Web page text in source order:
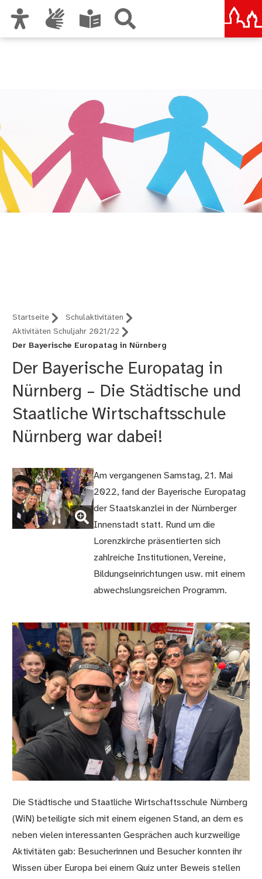
Startseite
Schulaktivitäten
Aktivitäten Schuljahr 2021/22
Der Bayerische Europatag in Nürnberg
Der Bayerische Europatag in
Nürnberg – Die Städtische und
Staatliche Wirtschaftsschule
Nürnberg war dabei!
(Bild
vergrößern)
Am vergangenen Samstag, 21. Mai
2022, fand der Bayerische Europatag
der Staatskanzlei in der Nürnberger
Innenstadt statt. Rund um die
Lorenzkirche präsentierten sich
zahlreiche Institutionen, Vereine,
Bildungseinrichtungen usw. mit einem
abwechslungsreichen Programm.
Die Städtische und Staatliche Wirtschaftsschule Nürnberg
(WiN) beteiligte sich mit einem eigenen Stand, an dem es
neben vielen interessanten Gesprächen auch kurzweilige
Aktivitäten gab: Besucherinnen und Besucher konnten ihr
Wissen über Europa bei einem Quiz unter Beweis stellen